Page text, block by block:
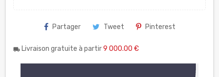
Partager Tweet Pinterest
local_shipping Livraison gratuite à partir9 000.00 €